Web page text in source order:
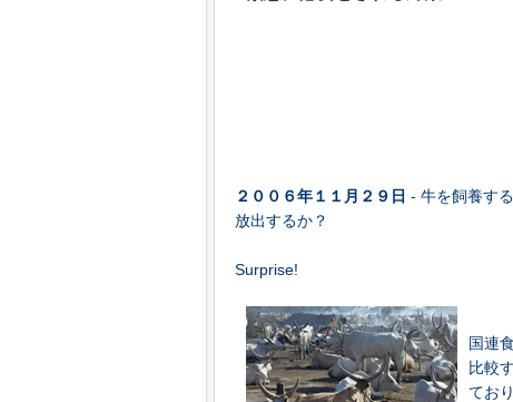
２００６年１１月２９日 - 牛を飼養す
放出するか？
Surprise!
国連
比較
てお